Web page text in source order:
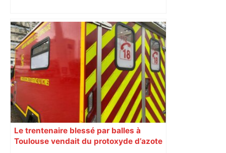
Le trentenaire blessé par balles à
Toulouse vendait du protoxyde d’azote